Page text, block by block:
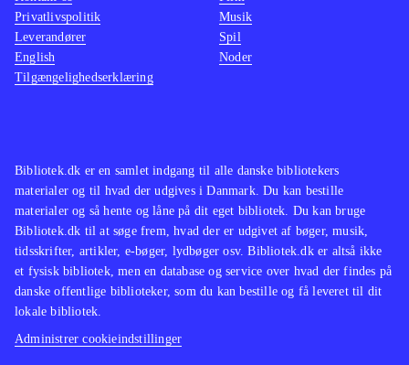
Bibliotek.dk er en samlet indgang til alle danske bibliotekers
materialer og til hvad der udgives i Danmark. Du kan bestille
materialer og så hente og låne på dit eget bibliotek. Du kan bruge
Bibliotek.dk til at søge frem, hvad der er udgivet af bøger, musik,
tidsskrifter, artikler, e-bøger, lydbøger osv. Bibliotek.dk er altså ikke
et fysisk bibliotek, men en database og service over hvad der findes på
danske offentlige biblioteker, som du kan bestille og få leveret til dit
lokale bibliotek.
Administrer cookieindstillinger
Privatlivspolitik
Leverandører
English
Tilgængelighedserklæring
Musik
Spil
Noder